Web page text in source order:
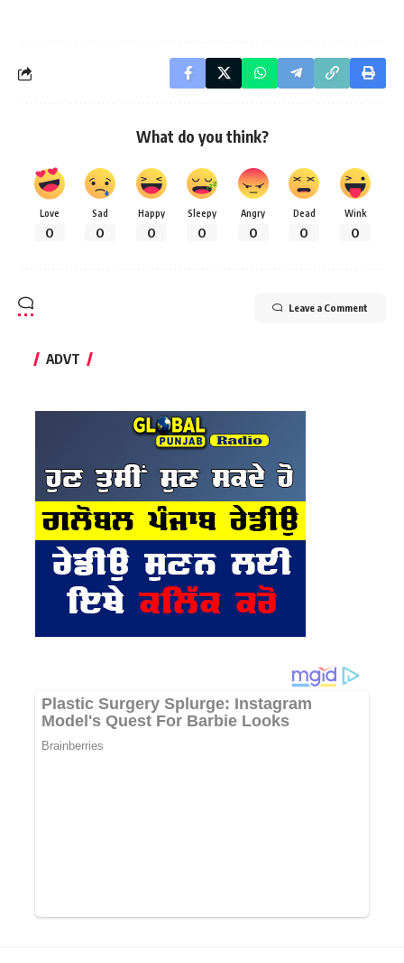
What do you think?
Love
0
Sad
0
Happy
0
Sleepy
0
Angry
0
Dead
0
Wink
0
Leave a Comment
ADVT